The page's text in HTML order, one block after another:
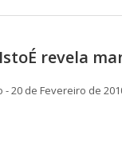
revela
20 de Fevereiro de